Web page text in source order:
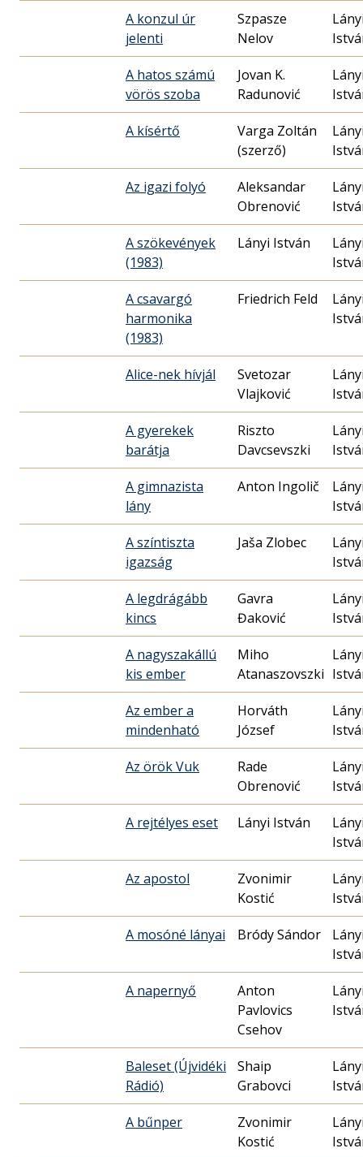
A konzul úr
jelenti
Szpasze
Nelov
A hatos számú
vörös szoba
Jovan K.
Radunović
A kísértő
Varga Zoltán
(szerző)
Az igazi folyó
Aleksandar
Obrenović
A szökevények
(1983)
Lányi István
A csavargó
harmonika
(1983)
Friedrich Feld
Alice-nek hívjál
Svetozar
Vlajković
A gyerekek
barátja
Riszto
Davcsevszki
A gimnazista
lány
Anton Ingolič
A színtiszta
igazság
Jaša Zlobec
A legdrágább
kincs
Gavra
Đaković
A nagyszakállú
kis ember
Miho
Atanaszovszki
Az ember a
mindenható
Horváth
József
Az örök Vuk
Rade
Obrenović
A rejtélyes eset Lányi István
Az apostol
Zvonimir
Kostić
A mosóné lányai Bródy Sándor
A napernyő
Anton
Pavlovics
Csehov
Baleset (Újvidéki
Rádió)
Shaip
Grabovci
A bűnper
Zvonimir
Kostić